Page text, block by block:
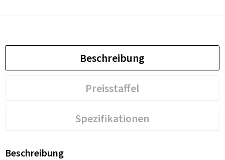
Beschreibung
Preisstaffel
Spezifikationen
Beschreibung